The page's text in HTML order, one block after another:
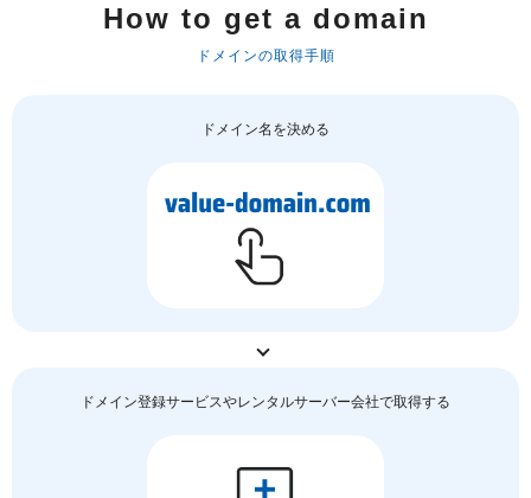
How to get a domain
ドメインの取得手順
ドメイン名を決める
ドメイン登録サービスやレンタルサーバー会社で取得する